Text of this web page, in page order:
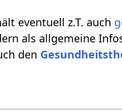
eventuell z.T. auch
als allgemeine
den